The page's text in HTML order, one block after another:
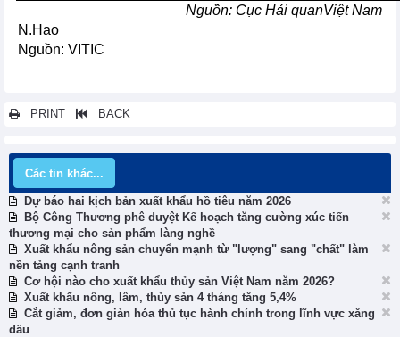
Nguồn: Cục Hải quanViệt Nam
N.Hao
Nguồn: VITIC
PRINT BACK
Các tin khác...
Dự báo hai kịch bản xuất khẩu hồ tiêu năm 2026
Bộ Công Thương phê duyệt Kế hoạch tăng cường xúc tiến
thương mại cho sản phẩm làng nghề
Xuất khẩu nông sản chuyển mạnh từ "lượng" sang "chất" làm
nền tảng cạnh tranh
Cơ hội nào cho xuất khẩu thủy sản Việt Nam năm 2026?
Xuất khẩu nông, lâm, thủy sản 4 tháng tăng 5,4%
Cắt giảm, đơn giản hóa thủ tục hành chính trong lĩnh vực xăng
dầu